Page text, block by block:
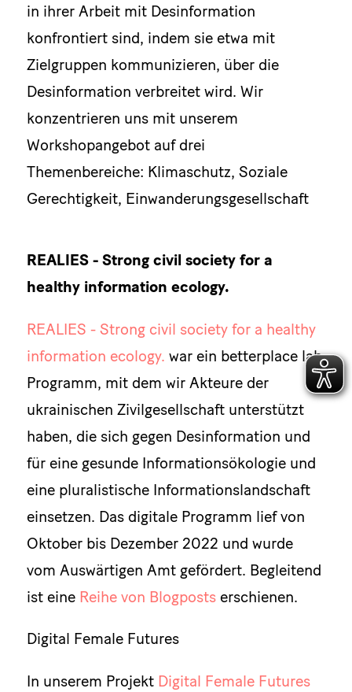
in ihrer Arbeit mit Desinformation
konfrontiert sind, indem sie etwa mit
Zielgruppen kommunizieren, über die
Desinformation verbreitet wird. Wir
konzentrieren uns mit unserem
Workshopangebot auf drei
Themenbereiche: Klimaschutz, Soziale
Gerechtigkeit, Einwanderungsgesellschaft
REALIES - Strong civil society for a
healthy information ecology.
REALIES - Strong civil society for a healthy
information ecology. war ein betterplace lab
Programm, mit dem wir Akteure der
ukrainischen Zivilgesellschaft unterstützt
haben, die sich gegen Desinformation und
für eine gesunde Informationsökologie und
eine pluralistische Informationslandschaft
einsetzen. Das digitale Programm lief von
Oktober bis Dezember 2022 und wurde
vom Auswärtigen Amt gefördert. Begleitend
ist eine Reihe von Blogpostserschienen.
Digital Female Futures
In unserem Projekt Digital Female Futures